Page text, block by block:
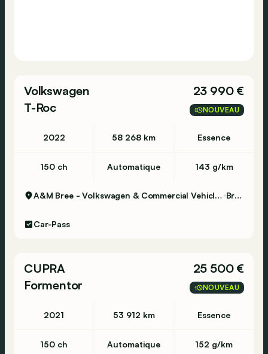
Volkswagen
T-Roc
23 990 €
NOUVEAU
2022 58 268 km Essence
150 ch Automatique 143 g/km
A&M Bree - Volkswagen & Commercial Vehicles Bree
Car-Pass
CUPRA
Formentor
25 500 €
NOUVEAU
2021 53 912 km Essence
150 ch Automatique 152 g/km